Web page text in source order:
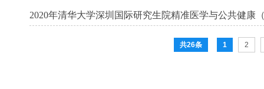
2020年清华大学深圳国际研究生院精准医学与公共健康
共26条 1 2